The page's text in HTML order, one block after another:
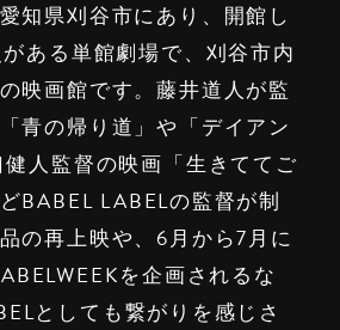
知県刈谷市にあり、開館し
ある単館劇場で、刈谷市内
映画館です。藤井道人が監
青の帰り道」や「デイアン
健人監督の映画「生きててご
BABEL LABELの監督が制
の再上映や、6月から7月に
を企画されるな
としても繋がりを感じさ